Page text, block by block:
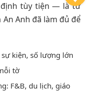
định tùy tiện — là tư
Anh đã làm đủ để
kiện, số lượng lớn
tờ
F&B, du lịch, giáo